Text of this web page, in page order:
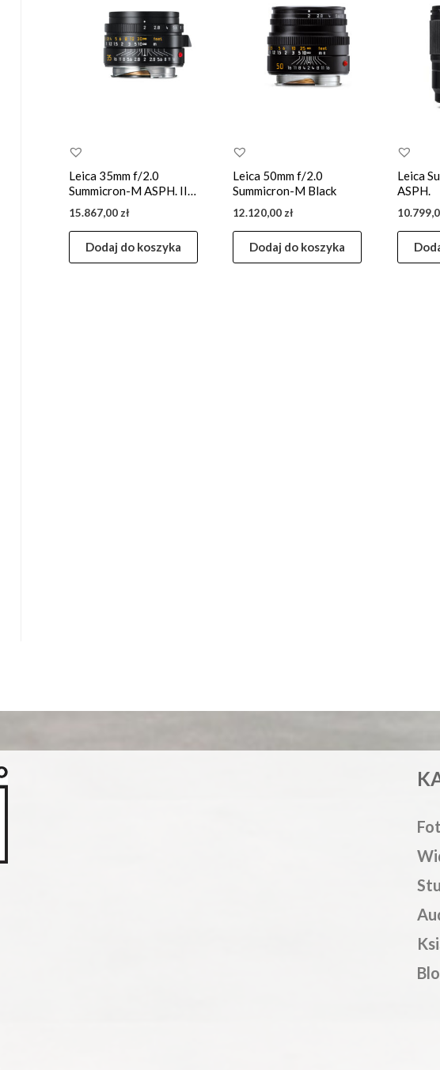
Leica 35mm f/2.0
Summicron-M ASPH. II
Black
15.867,00 zł
Dodaj do koszyka
Leica 50mm f/2.0
Summicron-M Black
12.120,00 zł
Dodaj do koszyka
Leica
ASPH.